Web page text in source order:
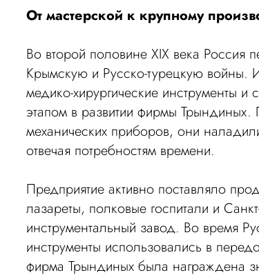
От мастерской к крупному
Во второй половине XIX века
Крымскую и Русско-турецкую войны.
медико-хирургические инструменты
этапом в развитии фирмы
механических приборов, они
отвечая потребностям времени.
Предприятие активно поставляло
лазареты, полковые госпитали и
инструментальный завод. Во время
инструменты использовались в
фирма Трындиных была награждена